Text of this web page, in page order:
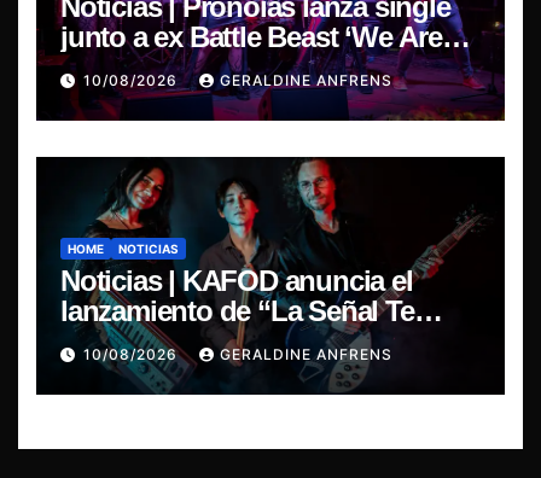
Noticias | Pronoias lanza single
junto a ex Battle Beast ‘We Are
The Same’ une el metal de Chile y
Finlandia.
10/08/2026 GERALDINE ANFRENS
HOME NOTICIAS
Noticias | KAFOD anuncia el
lanzamiento de “La Señal Te
Encontró”, el primer adelanto de
su nuevo álbum conceptual.
10/08/2026 GERALDINE ANFRENS